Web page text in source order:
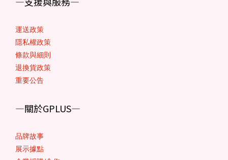
運送政策
隱私權政策
條款與細則
退換貨政策
重要公告
—關於GPLUS—
品牌故事
展示據點